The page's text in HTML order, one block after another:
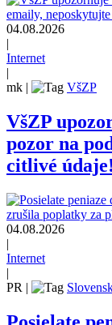
04.08.2026
|
Internet
|
mk | VšZP
VšZP
pozor na
citlivé údaje!
04.08.2026
|
Internet
|
PR |